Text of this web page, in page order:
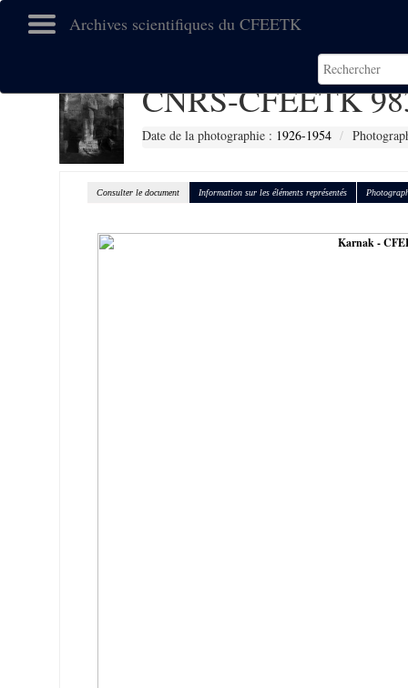
Archives scientifiques du CFEETK
CNRS-CFEETK
Date de la photographie : 1926-1954
Consulter le document Information sur les éléments représentés